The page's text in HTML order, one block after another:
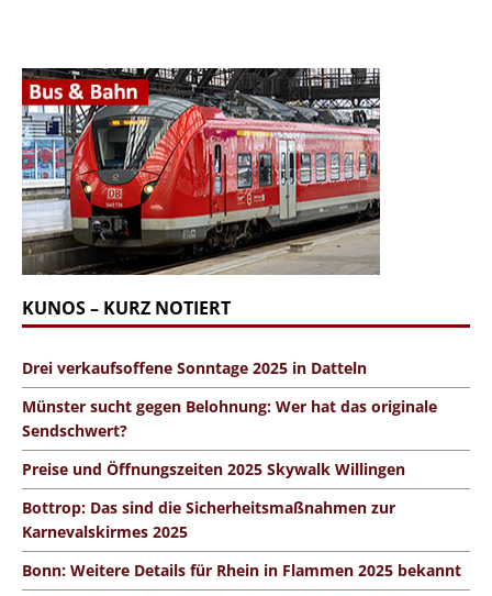
KUNOS – KURZ NOTIERT
Drei verkaufsoffene Sonntage 2025 in Datteln
Münster sucht gegen Belohnung: Wer hat das originale
Sendschwert?
Preise und Öffnungszeiten 2025 Skywalk Willingen
Bottrop: Das sind die Sicherheitsmaßnahmen zur
Karnevalskirmes 2025
Bonn: Weitere Details für Rhein in Flammen 2025 bekannt